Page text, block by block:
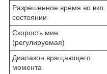
Разрешенное время во вкл.
состоянии
Скорость мин.
(регулируемая)
Диапазон вращающего
момента